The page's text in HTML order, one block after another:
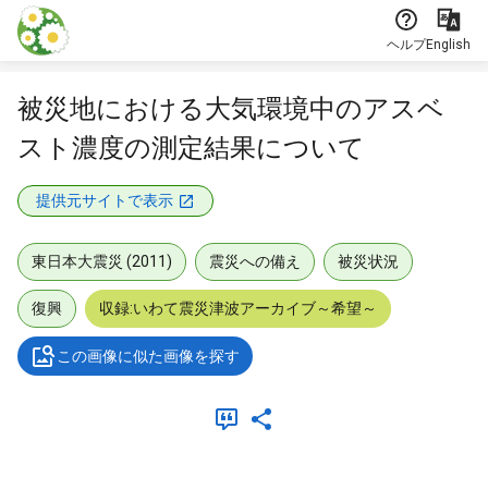
本文に飛ぶ
ヘルプEnglish
被災地における大気環境中のアスベ
スト濃度の測定結果について
提供元サイトで表示
東日本大震災 (2011) 震災への備え 被災状況
復興 収録:いわて震災津波アーカイブ～希望～
この画像に似た画像を探す